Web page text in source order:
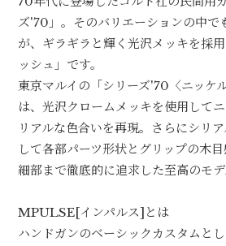
ズ'70」。そのバリエーションの中で
が、ギラギラと輝く光沢メッキを採
ッシュ」です。
東京マルイの「シリーズ'70〈ニッケ
は、光沢クロームメッキを使用して
リアルな色合いを再現。さらにシリ
して各部パーツ形状とグリップの木
細部まで徹底的に追求した至高のモデ
MPULSE[インパルス]とは
ハンドガンのベーシックカスタムと